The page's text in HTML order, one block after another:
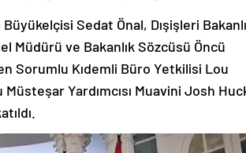
Müdürü ve Bakanlık Sözcüsü Öncü
Sorumlu Kıdemli Büro Yetkilisi Lou
Yardımcısı Muavini Josh Huck,